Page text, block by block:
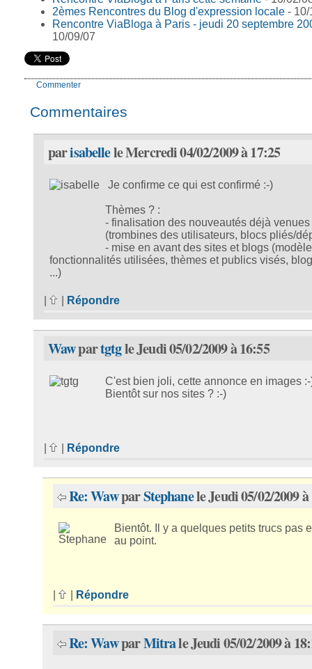
2èmes Rencontres du Blog d'expression locale - 10/
Rencontre ViaBloga à Paris - jeudi 20 septembre
10/09/07
Commenter
Commentaires
parisabellele Mercredi 04/02/2009 à 17:25
Je confirme ce qui est confirmé :-)
Thèmes ? :
- finalisation des nouveautés déjà venues
(trombines des utilisateurs, blocs pliés/
- mise en avant des sites et blogs
fonctionnalités utilisées, thèmes et publics visés,
...)
Répondre
Wawpartgtgle Jeudi 05/02/2009 à 16:55
C'est bien joli, cette annonce en images
Bientôt sur nos sites ? :-)
Répondre
Re: WawparStephanele Jeudi 05/02/2009
Bientôt. Il y a quelques petits trucs pas
au point.
Répondre
Re: WawparMitrale Jeudi 05/02/2009 à